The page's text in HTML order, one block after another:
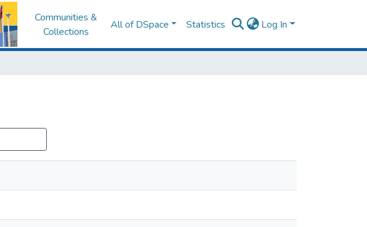
Communities &
Collections
All of DSpace Statistics Log In